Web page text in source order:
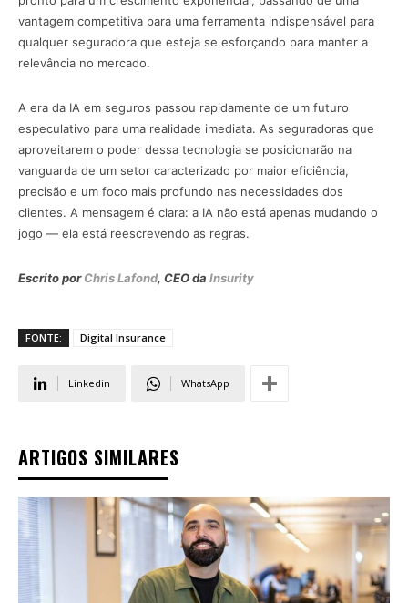
vantagem competitiva para uma ferramenta indispensável para
qualquer seguradora que esteja se esforçando para manter a
relevância no mercado.
A era da IA em seguros passou rapidamente de um futuro
especulativo para uma realidade imediata. As seguradoras que
aproveitarem o poder dessa tecnologia se posicionarão na
vanguarda de um setor caracterizado por maior eficiência,
precisão e um foco mais profundo nas necessidades dos
clientes. A mensagem é clara: a IA não está apenas mudando o
jogo — ela está reescrevendo as regras.
Escrito porChris Lafond, CEO da Insurity
FONTE: Digital Insurance
Linkedin WhatsApp
ARTIGOS SIMILARES